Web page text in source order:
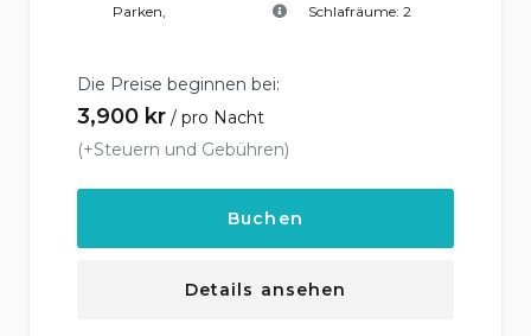
Parken,
Schlafräume: 2
Die Preise beginnen bei:
3,900 kr
pro Nacht
(+Steuern und Gebühren)
Buchen
Details ansehen